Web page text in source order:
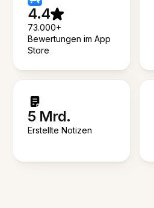
4.4
73.000+
Bewertungen im App
Store
5 Mrd.
Erstellte Notizen